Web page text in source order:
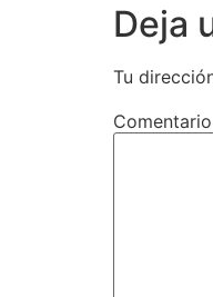
Deja
Tu
Comentario